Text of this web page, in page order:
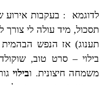
לדוגמא : בעקבות אירוע
תסכול, מיד עולה לי
תענוג) אז הנפש
בילוי – סרט טוב,
משמחה חיצונית. ובילוי